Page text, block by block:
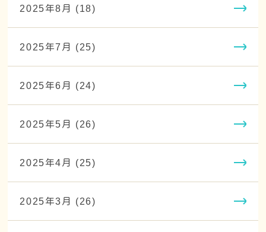
2025年8月 (18)
2025年7月 (25)
2025年6月 (24)
2025年5月 (26)
2025年4月 (25)
2025年3月 (26)